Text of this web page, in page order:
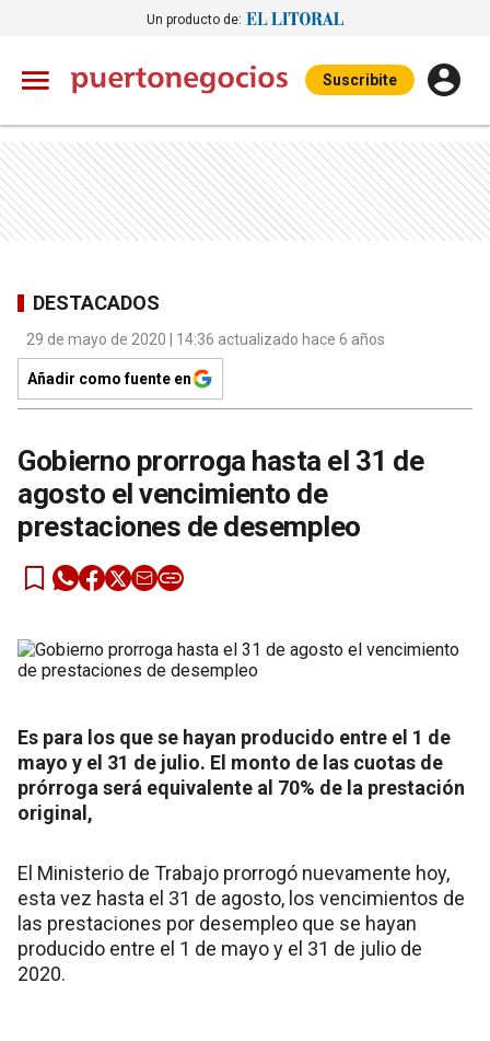
Un producto de:
Suscribite
DESTACADOS
29 de mayo de 2020 | 14:36 actualizado hace 6 años
Añadir como fuente en
Gobierno prorroga hasta el 31 de
agosto el vencimiento de
prestaciones de desempleo
Es para los que se hayan producido entre el 1 de
mayo y el 31 de julio. El monto de las cuotas de
prórroga será equivalente al 70% de la prestación
original,
El Ministerio de Trabajo prorrogó nuevamente hoy,
esta vez hasta el 31 de agosto, los vencimientos de
las prestaciones por desempleo que se hayan
producido entre el 1 de mayo y el 31 de julio de
2020.